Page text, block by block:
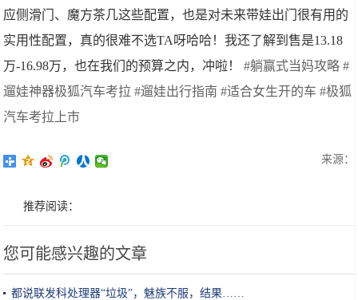
应侧滑门、魔方茶几这些配置，也是对未来带娃出门很有用的
实用性配置，真的很难不选TA呀哈哈！我还了解到售是13.18
万-16.98万，也在我们的预算之内，冲啦！#躺赢式当妈攻略 #
遛娃神器极狐汽车考拉 #遛娃出行指南 #适合女生开的车 #极狐
汽车考拉上市
来源：
推荐阅读：
您可能感兴趣的文章
都说联发科处理器“垃圾”，魅族不服，结果……